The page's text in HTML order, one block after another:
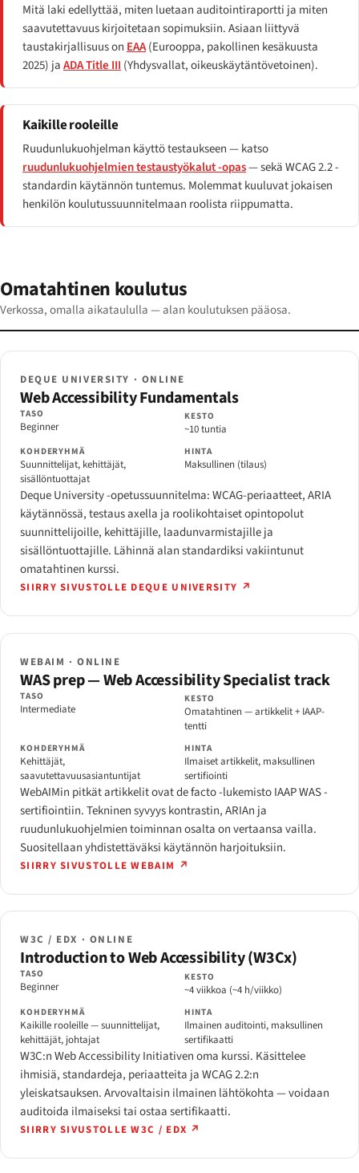
Mitä laki edellyttää, miten luetaan auditointiraportti ja miten
saavutettavuus kirjoitetaan sopimuksiin. Asiaan liittyvä
taustakirjallisuus on EAA(Eurooppa, pakollinen kesäkuusta
2025) jaADA Title III (Yhdysvallat, oikeuskäytäntövetoinen).
Kaikille rooleille
Ruudunlukuohjelman käyttö testaukseen — katso
ruudunlukuohjelmien testaustyökalut -opas— sekä WCAG 2.2 -
standardin käytännön tuntemus. Molemmat kuuluvat jokaisen
henkilön koulutussuunnitelmaan roolista riippumatta.
Omatahtinen koulutus
Verkossa, omalla aikataululla — alan koulutuksen pääosa.
DEQUE UNIVERSITY · ONLINE
Web Accessibility Fundamentals
TASO
Beginner
KESTO
~10 tuntia
KOHDERYHMÄ
Suunnittelijat, kehittäjät,
sisällöntuottajat
HINTA
Maksullinen (tilaus)
Deque University -opetussuunnitelma: WCAG-periaatteet, ARIA
käytännössä, testaus axella ja roolikohtaiset opintopolut
suunnittelijoille, kehittäjille, laadunvarmistajille ja
sisällöntuottajille. Lähinnä alan standardiksi vakiintunut
omatahtinen kurssi.
SIIRRY SIVUSTOLLE DEQUE UNIVERSITY ↗
WEBAIM · ONLINE
WAS prep — Web Accessibility Specialist track
TASO
Intermediate
KESTO
Omatahtinen — artikkelit + IAAP-
tentti
KOHDERYHMÄ
Kehittäjät,
saavutettavuusasiantuntijat
HINTA
Ilmaiset artikkelit, maksullinen
sertifiointi
WebAIMin pitkät artikkelit ovat de facto -lukemisto IAAP WAS -
sertifiointiin. Tekninen syvyys kontrastin, ARIAn ja
ruudunlukuohjelmien toiminnan osalta on vertaansa vailla.
Suositellaan yhdistettäväksi käytännön harjoituksiin.
SIIRRY SIVUSTOLLE WEBAIM ↗
W3C / EDX · ONLINE
Introduction to Web Accessibility (W3Cx)
TASO
Beginner
KESTO
~4 viikkoa (~4 h/viikko)
KOHDERYHMÄ
Kaikille rooleille — suunnittelijat,
kehittäjät, johtajat
HINTA
Ilmainen auditointi, maksullinen
sertifikaatti
W3C:n Web Accessibility Initiativen oma kurssi. Käsittelee
ihmisiä, standardeja, periaatteita ja WCAG 2.2:n
yleiskatsauksen. Arvovaltaisin ilmainen lähtökohta — voidaan
auditoida ilmaiseksi tai ostaa sertifikaatti.
SIIRRY SIVUSTOLLE W3C / EDX ↗